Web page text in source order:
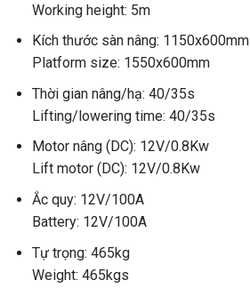
Working height: 5m
Kích thước sàn nâng: 1150x600mm
Platform size: 1550x600mm
Thời gian nâng/hạ: 40/35s
Lifting/lowering time: 40/35s
Motor nâng (DC): 12V/0.8Kw
Lift motor (DC): 12V/0.8Kw
Ắc quy: 12V/100A
Battery: 12V/100A
Tự trọng: 465kg
Weight: 465kgs